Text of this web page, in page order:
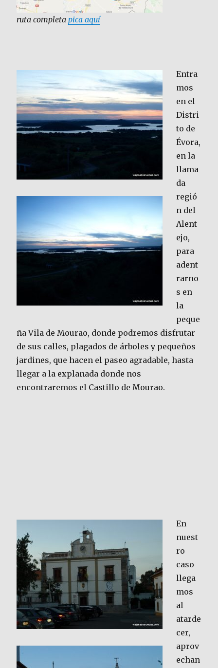
ruta completapica aquí
Entra
mos
en el
Distri
to de
Évora,
en la
llama
da
regió
n del
Alent
ejo,
para
adent
rarno
s en
la
peque
ña Vila de Mourao, donde podremos disfrutar
de sus calles, plagados de árboles y pequeños
jardines, que hacen el paseo agradable, hasta
llegar a la explanada donde nos
encontraremos el Castillo de Mourao.
En
nuest
ro
caso
llega
mos
al
atarde
cer,
aprov
echan